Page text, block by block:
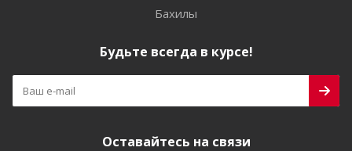
Бахилы
Будьте всегда в курсе!
Оставайтесь на связи